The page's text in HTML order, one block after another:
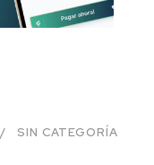
SIN CATEGORÍA